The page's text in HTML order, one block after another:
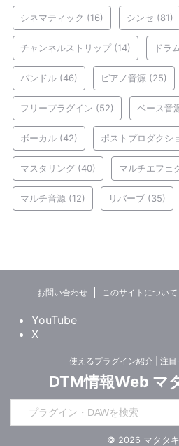
シネマティック (16) シンセ (81)
チャンネルストリップ(14) ドラ
バンドル (46) ピアノ音源 (25)
フリープラグイン (52) ベース音
ボーカル (42) ポストプロダクシ
マスタリング (40) マルチエフェ
マルチ音源 (12) リバーブ (35)
お問い合わせ このサイトについて
YouTube
X
使えるプラグイン紹介 | 注
DTM情報Web マ
© 2026 マタタ